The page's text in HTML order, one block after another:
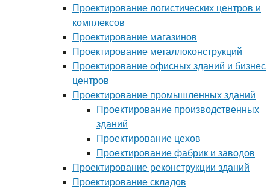
Проектирование логистических центров и
комплексов
Проектирование магазинов
Проектирование металлоконструкций
Проектирование офисных зданий и бизнес
центров
Проектирование промышленных зданий
Проектирование производственных
зданий
Проектирование цехов
Проектирование фабрик и заводов
Проектирование реконструкции зданий
Проектирование складов